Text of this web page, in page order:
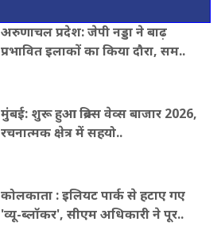
अरुणाचल प्रदेश: जेपी नड्डा ने बाढ़
प्रभावित इलाकों का किया दौरा, सम..
मुंबई: शुरू हुआ ब्रिक्स वेव्स बाजार 2026,
रचनात्मक क्षेत्र में सहयो..
कोलकाता : इलियट पार्क से हटाए गए
'व्यू-ब्लॉकर', सीएम अधिकारी ने पूर..